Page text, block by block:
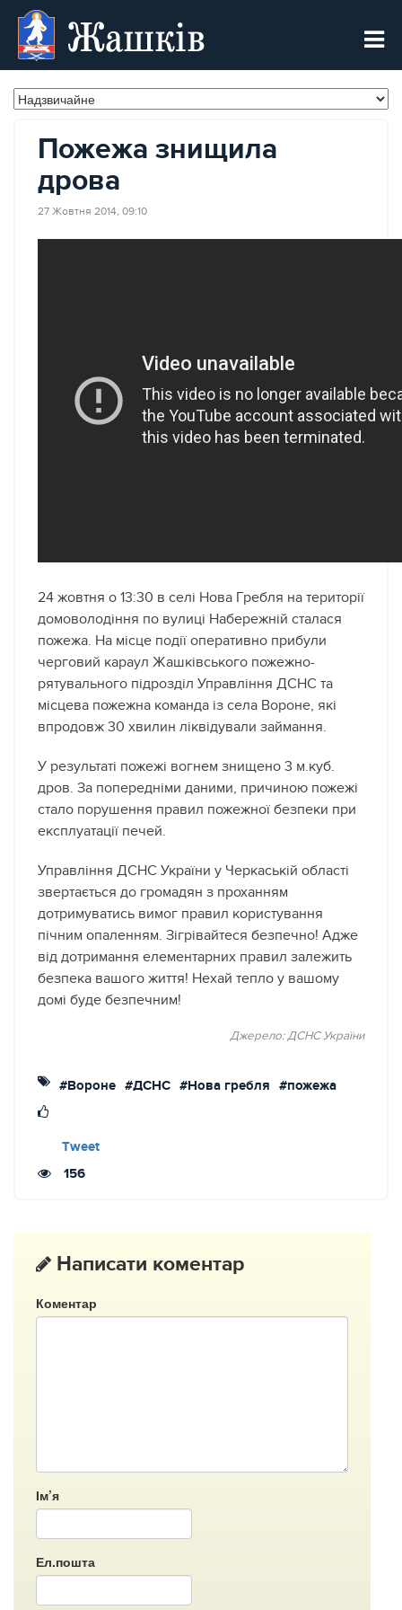
Жашків
Пожежа знищила
дрова
27 Жовтня 2014, 09:10
24 жовтня о 13:30 в селі Нова Гребля на території
домоволодіння по вулиці Набережній сталася
пожежа. На місце події оперативно прибули
черговий караул Жашківського пожежно-
рятувального підрозділ Управління ДСНС та
місцева пожежна команда із села Вороне, які
впродовж 30 хвилин ліквідували займання.
У результаті пожежі вогнем знищено 3 м.куб.
дров. За попередніми даними, причиною пожежі
стало порушення правил пожежної безпеки при
експлуатації печей.
Управління ДСНС України у Черкаській області
звертається до громадян з проханням
дотримуватись вимог правил користування
пічним опаленням. Зігрівайтеся безпечно! Адже
від дотримання елементарних правил залежить
безпека вашого життя! Нехай тепло у вашому
домі буде безпечним!
Джерело: ДСНС України
#Вороне #ДСНС #Нова гребля #пожежа
Tweet
156
Написати коментар
Коментар
Ім’я
Ел.пошта